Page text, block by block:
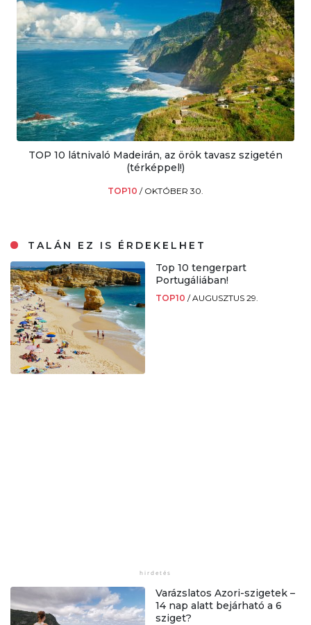
TOP 10 látnivaló Madeirán, az örök tavasz szigetén
(térképpel!)
TOP10 / OKTÓBER 30.
TALÁN EZ IS ÉRDEKELHET
Top 10 tengerpart
Portugáliában!
TOP10 /AUGUSZTUS 29.
Varázslatos Azori-szigetek –
14 nap alatt bejárható a 6
sziget?